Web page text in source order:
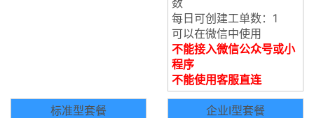
数
每日可创建工单数：1
可以在微信中使用
不能接入微信公众号或小
程序
不能使用客服直连
标准型套餐
企业I型套餐